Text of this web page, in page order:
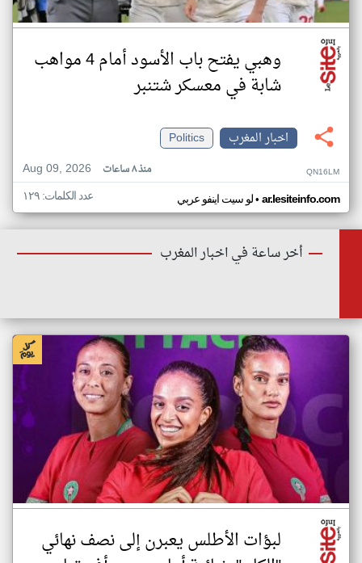
وهبي يفتح باب الأسود أمام 4 مواهب
شابة في معسكر شتنبر
اخبار المغرب
Politics
Aug 09, 2026
منذ ٨ ساعات QN16LM
لو سيت اينفو عربي• ar.lesiteinfo.com عدد الكلمات: ١٢٩
أخر ساعة في اخبار المغرب
لبؤات الأطلس يعبرن إلى نصف نهائي